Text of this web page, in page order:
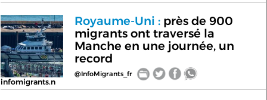
infomigrants.n
Royaume-Uni :près de 900
migrants ont traversé la
Manche en une journée, un
record
@InfoMigrants_fr